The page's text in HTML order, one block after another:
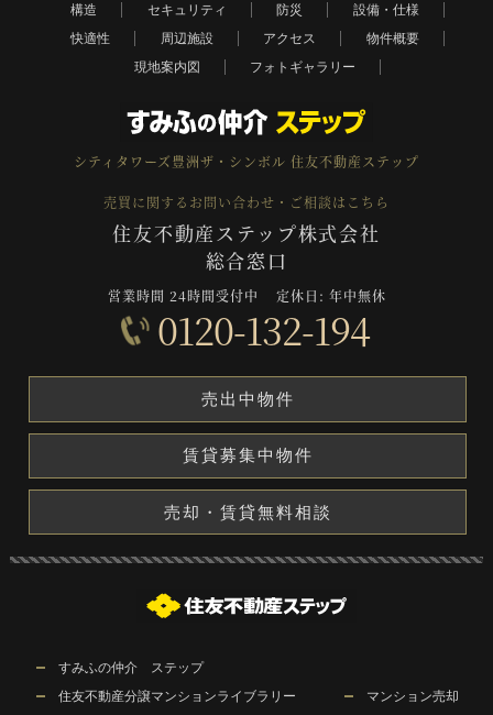
構造
セキュリティ 防災
設備・仕様
快適性
周辺施設 アクセス
物件概要
現地案内図
フォトギャラリー
シティタワーズ豊洲ザ・シンボル 住友不動産ステップ
売買に関するお問い合わせ・ご相談はこちら
住友不動産ステップ株式会社
総合窓口
営業時間 24時間受付中 定休日: 年中無休
0120-132-194
売出中物件
売却・賃貸無料相談
賃貸募集中物件
すみふの仲介 ステップ
住友不動産分譲マンションライブラリー
マンション売却